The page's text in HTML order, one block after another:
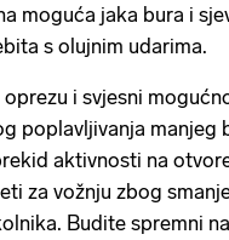
moguća jaka bura i
s olujnim udarima.
i svjesni
poplavljivanja manjeg
aktivnosti na
za vožnju zbog
Budite spremni